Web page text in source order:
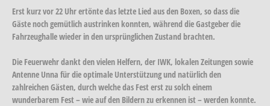
Erst kurz vor 22 Uhr ertönte das letzte Lied aus den Boxen, so dass die
Gäste noch gemütlich austrinken konnten, während die Gastgeber die
Fahrzeughalle wieder in den ursprünglichen Zustand brachten.
Die Feuerwehr dankt den vielen Helfern, der IWK, lokalen Zeitungen sowie
Antenne Unna für die optimale Unterstützung und natürlich den
zahlreichen Gästen, durch welche das Fest erst zu solch einem
wunderbarem Fest – wie auf den Bildern zu erkennen ist – werden konnte.